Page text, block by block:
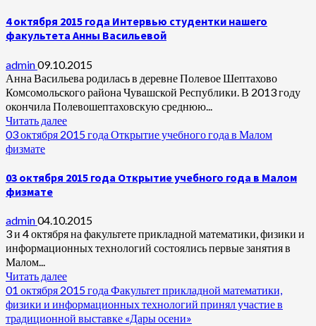
4 октября 2015 года Интервью студентки нашего
факультета Анны Васильевой
admin09.10.2015
Анна Васильева родилась в деревне Полевое Шептахово
Комсомольского района Чувашской Республики. В 2013 году
окончила Полевошептаховскую среднюю...
Читать далее
03 октября 2015 года Открытие учебного года в Малом
физмате
03 октября 2015 года Открытие учебного года в Малом
физмате
admin04.10.2015
3 и 4 октября на факультете прикладной математики, физики и
информационных технологий состоялись первые занятия в
Малом...
Читать далее
01 октября 2015 года Факультет прикладной математики,
физики и информационных технологий принял участие в
традиционной выставке «Дары осени»